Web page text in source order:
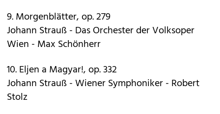
9. Morgenblätter, op. 279
Johann Strauß - Das Orchester der Volksoper
Wien - Max Schönherr
10. Eljen a Magyar!, op. 332
Johann Strauß - Wiener Symphoniker - Robert
Stolz